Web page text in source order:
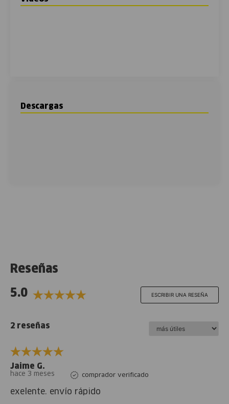
Descargas
Reseñas
5.0
ESCRIBIR UNA RESEÑA
2 reseñas
Jaime G.
hace 3 meses comprador verificado
exelente. envío rápido